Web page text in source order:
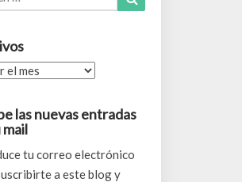
las nuevas entradas
tu correo electrónico
a este blog y